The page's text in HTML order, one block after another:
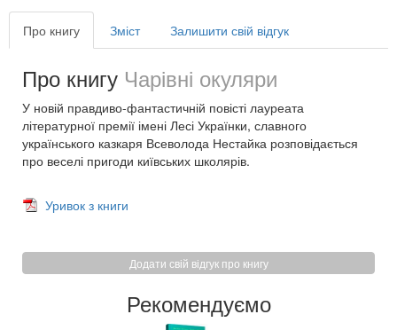
Про книгу Зміст Залишити свій відгук
Про книгу Чарівні окуляри
У новій правдиво-фантастичній повісті лауреата
літературної премії імені Лесі Українки, славного
українського казкаря Всеволода Нестайка розповідається
про веселі пригоди київських школярів.
Уривок з книги
Додати свій відгук про книгу
Рекомендуємо